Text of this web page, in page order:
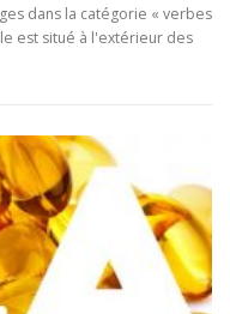
dans la catégorie « verbes
est situé à l'extérieur des